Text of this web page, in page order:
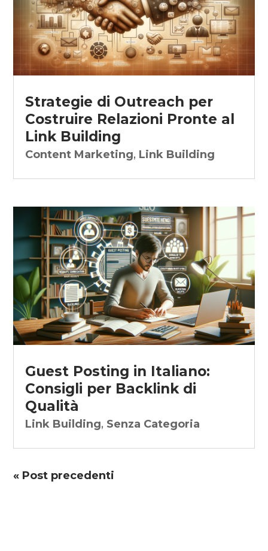
Strategie di Outreach per
Costruire Relazioni Pronte al
Link Building
Content Marketing, Link Building
Guest Posting in Italiano:
Consigli per Backlink di
Qualità
Link Building, Senza Categoria
« Post precedenti